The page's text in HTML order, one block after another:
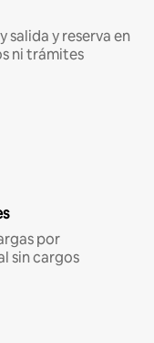
salida y reserva en
ni trámites
por
sin cargos